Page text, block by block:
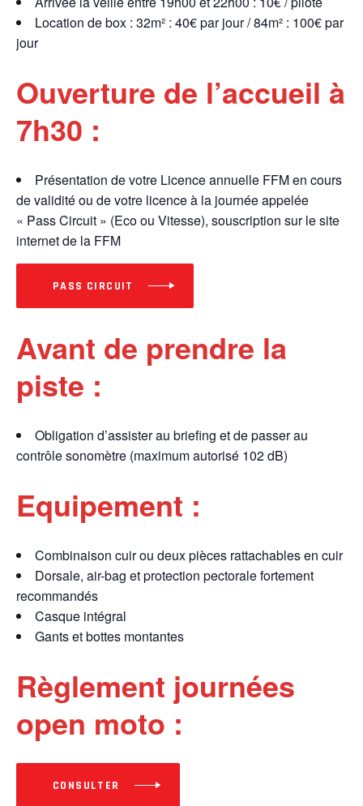
Location de box : 32m² : 40€ par jour / 84m² : 100€ par
jour
Ouverture de l’accueil à
7h30 :
Présentation de votre Licence annuelle FFM en cours
de validité ou de votre licence à la journée appelée
« Pass Circuit » (Eco ou Vitesse), souscription sur le site
internet de la FFM
PASS CIRCUIT
Avant de prendre la
piste :
Obligation d’assister au briefing et de passer au
contrôle sonomètre (maximum autorisé 102 dB)
Equipement :
Combinaison cuir ou deux pièces rattachables en cuir
Dorsale, air-bag et protection pectorale fortement
recommandés
Casque intégral
Gants et bottes montantes
Règlement journées
open moto :
CONSULTER